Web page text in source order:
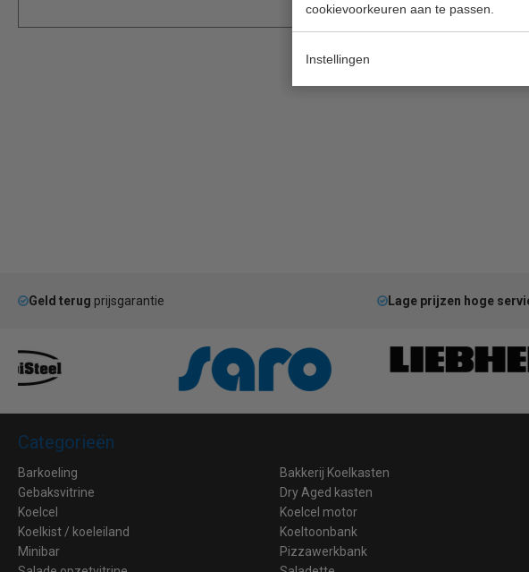
cookievoorkeuren aan te passen.
Instellingen
Geld terug prijsgarantie Lage prijzen hoge
Categorieën
Barkoeling Bakkerij Koelkasten
Gebaksvitrine
Dry Aged kasten
Koelcel
Koelcel motor
Koelkist / koeleiland
Koeltoonbank
Minibar
Pizzawerkbank